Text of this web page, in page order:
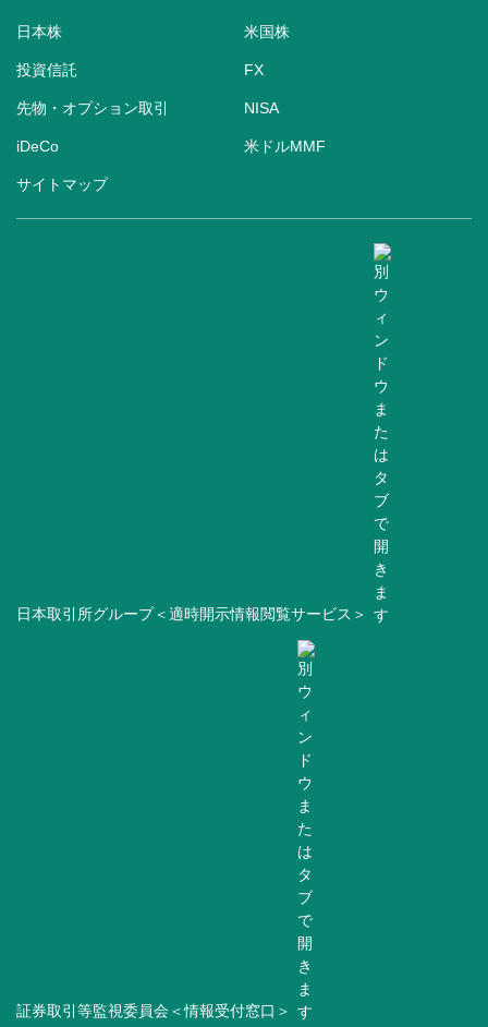
日本株 米国株
投資信託 FX
先物・オプション取引 NISA
iDeCo 米ドルMMF
サイトマップ
日本取引所グループ＜適時開示情報閲覧サービス＞
証券取引等監視委員会＜情報受付窓口＞